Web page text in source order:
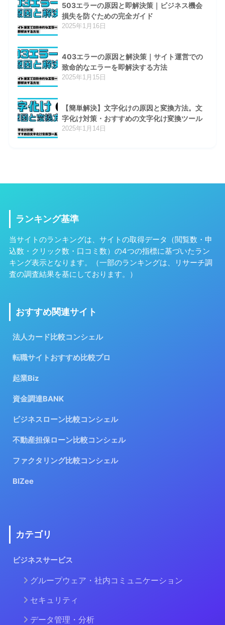
503エラーの原因と即解決策｜ビジネス機会
損失を防ぐための完全ガイド
2025年1月16日
403エラーの原因と解決策｜サイト運営での
致命的なエラーを即解決する方法
2025年1月15日
【簡単解決】文字化けの原因と変換方法。文
字化け対策・おすすめの文字化け変換ツール
2025年1月14日
ランキング基準
当サイトのランキングは、サイトの取得データ（閲覧数・申
込数・クリック数・口コミ数）の4つの指標に基づいたラン
キング表示となります。（一部のランキングは、リサーチ調
査の調査結果を基にしております。）
おすすめ関連サイト
法人カード比較コンシェル
転職サイトおすすめ比較プロ
起業Biz
資金調達BANK
ビジネスローン比較コンシェル
不動産担保ローン比較コンシェル
ファクタリング比較コンシェル
BIZee
カテゴリ
ビジネスサービス
グループウェア・社内コミュニケーション
セキュリティ
データ管理・分析